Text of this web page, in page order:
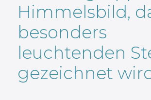
Himmelsbild,
besonders
leuchtenden
gezeichnet